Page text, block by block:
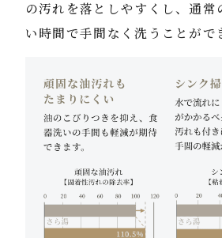
の汚れを落としやすくし、通常
い時間で手間なく洗うことがで